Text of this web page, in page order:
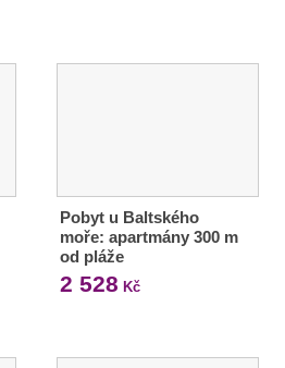
Pobyt u Baltského
moře: apartmány 300 m
od pláže
2 528 Kč